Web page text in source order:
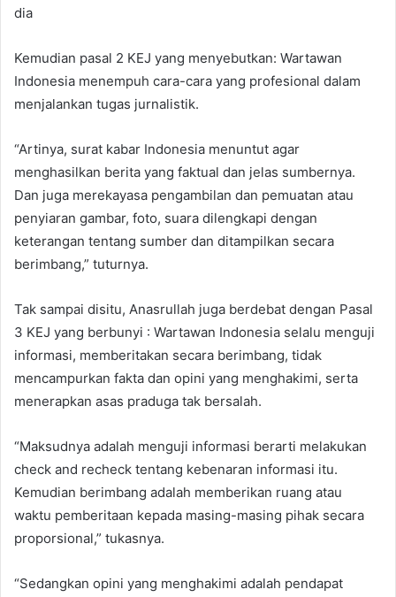
dia
Kemudian pasal 2 KEJ yang menyebutkan: Wartawan
Indonesia menempuh cara-cara yang profesional dalam
menjalankan tugas jurnalistik.
“Artinya, surat kabar Indonesia menuntut agar
menghasilkan berita yang faktual dan jelas sumbernya.
Dan juga merekayasa pengambilan dan pemuatan atau
penyiaran gambar, foto, suara dilengkapi dengan
keterangan tentang sumber dan ditampilkan secara
berimbang,” tuturnya.
Tak sampai disitu, Anasrullah juga berdebat dengan Pasal
3 KEJ yang berbunyi : Wartawan Indonesia selalu menguji
informasi, memberitakan secara berimbang, tidak
mencampurkan fakta dan opini yang menghakimi, serta
menerapkan asas praduga tak bersalah.
“Maksudnya adalah menguji informasi berarti melakukan
check and recheck tentang kebenaran informasi itu.
Kemudian berimbang adalah memberikan ruang atau
waktu pemberitaan kepada masing-masing pihak secara
proporsional,” tukasnya.
“Sedangkan opini yang menghakimi adalah pendapat